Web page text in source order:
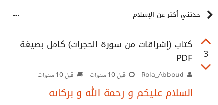
حدثني أكثر عن الإسلام
3
كتاب (إشراقات من سورة الحجرات) كامل بصيغة
PDF
قبل 10 سنوات قبل 10 سنوات
السلام عليكم و رحمة الله و بركاته